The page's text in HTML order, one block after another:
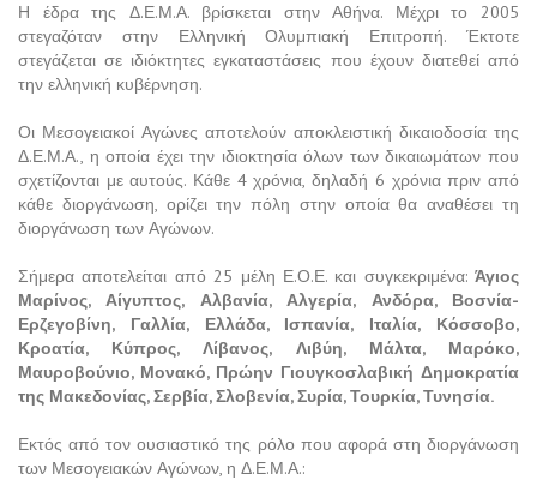
Η έδρα της Δ.Ε.Μ.Α. βρίσκεται στην Αθήνα. Μέχρι το 2005
στεγαζόταν στην Ελληνική Ολυμπιακή Επιτροπή. Έκτοτε
στεγάζεται σε ιδιόκτητες εγκαταστάσεις που έχουν διατεθεί από
την ελληνική κυβέρνηση.
Οι Μεσογειακοί Αγώνες αποτελούν αποκλειστική δικαιοδοσία της
Δ.Ε.Μ.Α., η οποία έχει την ιδιοκτησία όλων των δικαιωμάτων που
σχετίζονται με αυτούς. Κάθε 4 χρόνια, δηλαδή 6 χρόνια πριν από
κάθε διοργάνωση, ορίζει την πόλη στην οποία θα αναθέσει τη
διοργάνωση των Αγώνων.
Σήμερα αποτελείται από 25 μέλη Ε.Ο.Ε. και συγκεκριμένα: Άγιος
Μαρίνος, Αίγυπτος, Αλβανία, Αλγερία, Ανδόρα, Βοσνία-
Ερζεγοβίνη, Γαλλία, Ελλάδα, Ισπανία, Ιταλία, Κόσσοβο,
Κροατία, Κύπρος, Λίβανος, Λιβύη, Μάλτα, Μαρόκο,
Μαυροβούνιο, Μονακό, Πρώην Γιουγκοσλαβική Δημοκρατία
της Μακεδονίας, Σερβία, Σλοβενία, Συρία, Τουρκία, Τυνησία.
Εκτός από τον ουσιαστικό της ρόλο που αφορά στη διοργάνωση
των Μεσογειακών Αγώνων, η Δ.Ε.Μ.Α.: